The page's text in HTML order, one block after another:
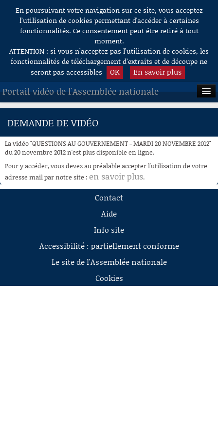
Aller au contenu
En poursuivant votre navigation sur ce site, vous acceptez
l’utilisation de cookies permettant d'accéder à certaines
fonctionnalités. Ce consentement peut être retiré à tout
moment.
ATTENTION : si vous n’acceptez pas l’utilisation de cookies, les
fonctionnalités de téléchargement d’extraits et de découpe ne
seront pas accessibles
OK En savoir plus
Portail vidéo de l'Assemblée nationale
ACCUEIL
À LA DEMANDE
RECHERCHE
AIDE À LA DÉCOUPE
DEMANDE DE VIDÉO
La vidéo "QUESTIONS AU GOUVERNEMENT - MARDI 20 NOVEMBRE 2012"
du 20 novembre 2012 n'est plus disponible en ligne.
Pour y accéder, vous devez au préalable accepter l'utilisation de votre
adresse mail par notre site : en savoir plus.
Contact
Aide
Info site
Accessibilité : partiellement conforme
Le site de l'Assemblée nationale
Cookies